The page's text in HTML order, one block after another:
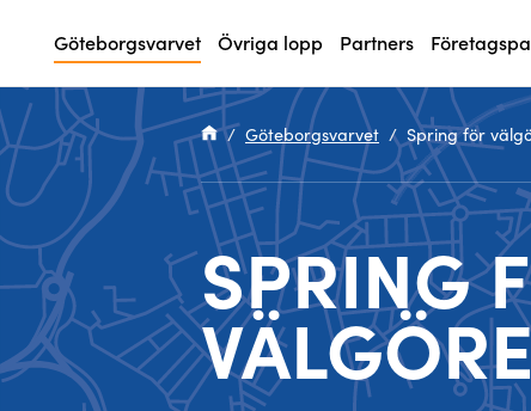
Göteborgsvarvet Övriga lopp Partners
Sökresultaten dyker upp här
Göteborgsvarvet Spring för
SPRING
Specialvarvet
Stafettvarvet
Cityvarvet
Minivarvet
Lilla Varvet
Varvetmilen
Huvudpartners
Evenemangs- & mediepartners
Leverantörer
Partners Varvetveckan
Partnerportal
Resultat 2026
Resultatarkiv
Anmälan